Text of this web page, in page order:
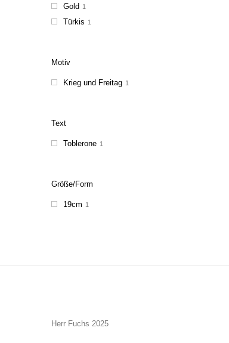
Gold 1
Türkis 1
Motiv
Krieg und Freitag 1
Text
Toblerone 1
Größe/Form
19cm 1
Herr Fuchs 2025